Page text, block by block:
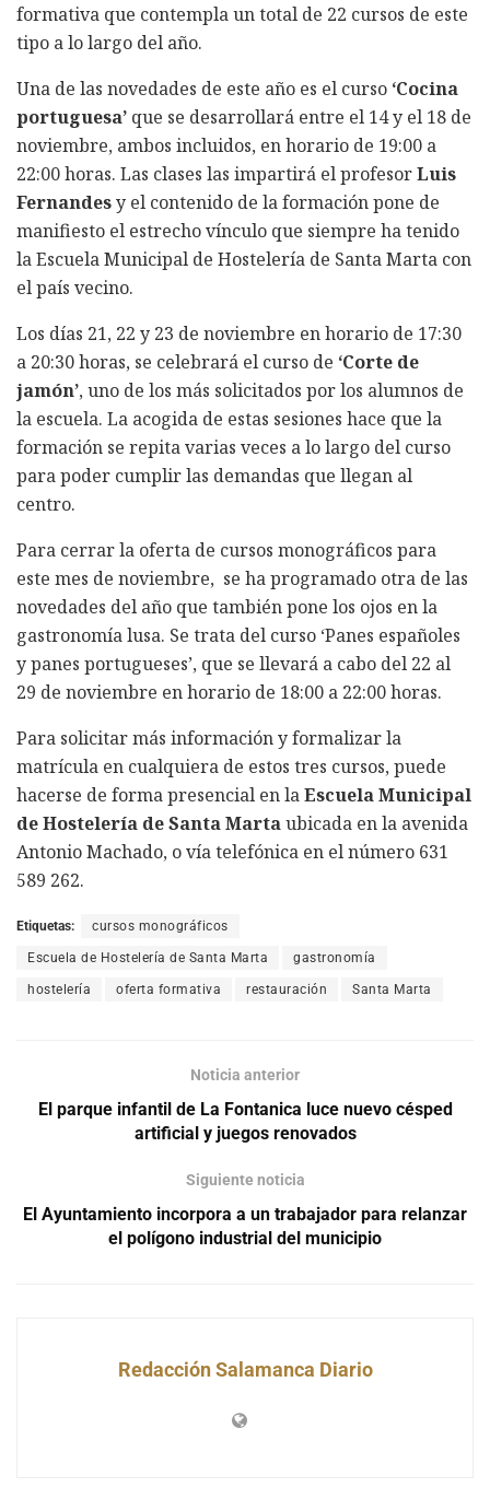
formativa que contempla un total de 22 cursos de este
tipo a lo largo del año.
Una de las novedades de este año es el curso ‘Cocina
portuguesa’ que se desarrollará entre el 14 y el 18 de
noviembre, ambos incluidos, en horario de 19:00 a
22:00 horas. Las clases las impartirá el profesorLuis
Fernandesy el contenido de la formación pone de
manifiesto el estrecho vínculo que siempre ha tenido
la Escuela Municipal de Hostelería de Santa Marta con
el país vecino.
Los días 21, 22 y 23 de noviembre en horario de 17:30
a 20:30 horas, se celebrará el curso de ‘Corte de
jamón’, uno de los más solicitados por los alumnos de
la escuela. La acogida de estas sesiones hace que la
formación se repita varias veces a lo largo del curso
para poder cumplir las demandas que llegan al
centro.
Para cerrar la oferta de cursos monográficos para
este mes de noviembre, se ha programado otra de las
novedades del año que también pone los ojos en la
gastronomía lusa. Se trata del curso ‘Panes españoles
y panes portugueses’, que se llevará a cabo del 22 al
29 de noviembre en horario de 18:00 a 22:00 horas.
Para solicitar más información y formalizar la
matrícula en cualquiera de estos tres cursos, puede
hacerse de forma presencial en laEscuela Municipal
de Hostelería de Santa Martaubicada en la avenida
Antonio Machado, o vía telefónica en el número 631
589 262.
Etiquetas: cursos monográficos
Escuela de Hostelería de Santa Marta gastronomía
hostelería oferta formativa restauración Santa Marta
Noticia anterior
El parque infantil de La Fontanica luce nuevo césped
artificial y juegos renovados
Siguiente noticia
El Ayuntamiento incorpora a un trabajador para relanzar
el polígono industrial del municipio
Redacción Salamanca Diario